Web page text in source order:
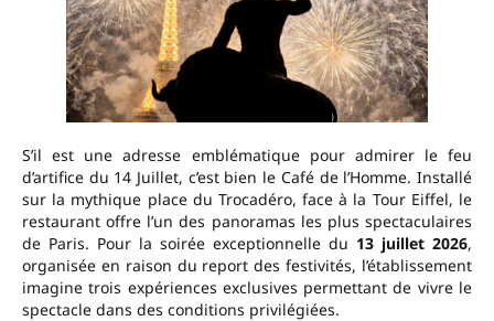
S’il est une adresse emblématique pour admirer le feu
d’artifice du 14 Juillet, c’est bien le Café de l’Homme. Installé
sur la mythique place du Trocadéro, face à la Tour Eiffel, le
restaurant offre l’un des panoramas les plus spectaculaires
de Paris. Pour la soirée exceptionnelle du 13 juillet 2026,
organisée en raison du report des festivités, l’établissement
imagine trois expériences exclusives permettant de vivre le
spectacle dans des conditions privilégiées.